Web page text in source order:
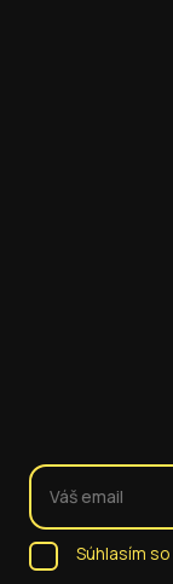
Súhlasím so